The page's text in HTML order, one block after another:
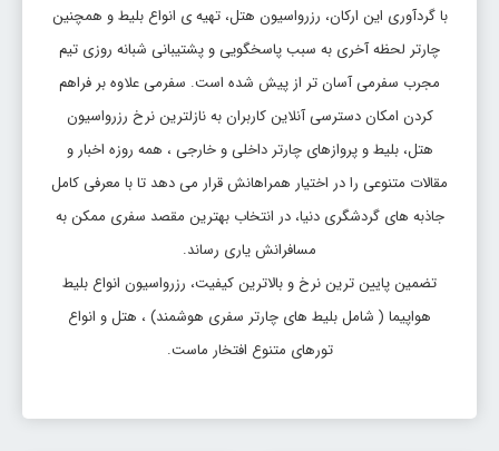
با گردآوری این ارکان، رزرواسیون هتل، تهیه ی انواع بلیط و همچنین
چارتر لحظه آخری به سبب پاسخگویی و پشتیبانی شبانه روزی تیم
مجرب سفرمی آسان تر از پیش شده است. سفرمی علاوه بر فراهم
کردن امکان دسترسی آنلاین کاربران به نازلترین نرخ رزرواسیون
هتل، بلیط و پروازهای چارتر داخلی و خارجی ، همه روزه اخبار و
مقالات متنوعی را در اختیار همراهانش قرار می دهد تا با معرفی کامل
جاذبه های گردشگری دنیا، در انتخاب بهترین مقصد سفری ممکن به
مسافرانش یاری رساند.
تضمین پایین ترین نرخ و بالاترین کیفیت، رزرواسیون انواع بلیط
هواپیما ( شامل بلیط های چارتر سفری هوشمند) ، هتل و انواع
تورهای متنوع افتخار ماست.